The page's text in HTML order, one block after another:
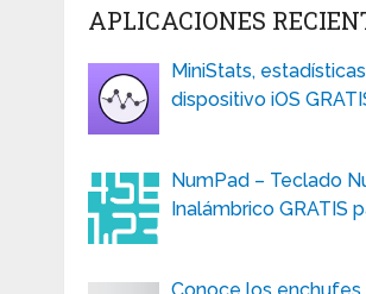
APLICACIONES
MiniStats,
dispositivo iOS
NumPad – Teclado
Inalámbrico GRATIS